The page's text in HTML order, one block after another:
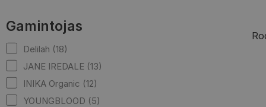
Gamintojas
Delilah (18)
JANE IREDALE (13)
INIKA Organic (12)
YOUNGBLOOD (5)